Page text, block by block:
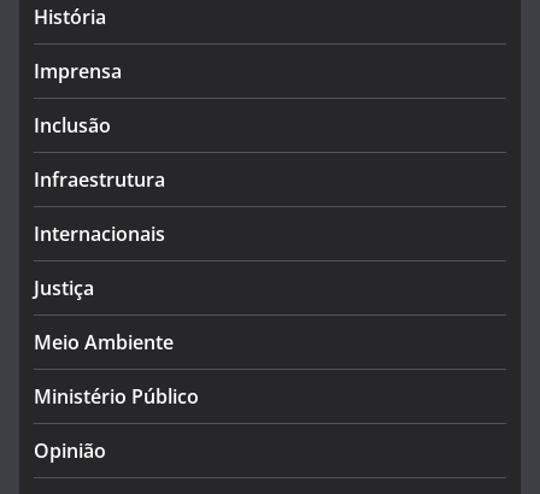
História
Imprensa
Inclusão
Infraestrutura
Internacionais
Justiça
Meio Ambiente
Ministério Público
Opinião